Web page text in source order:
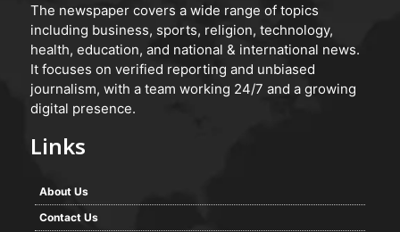
The newspaper covers a wide range of topics
including business, sports, religion, technology,
health, education, and national & international news.
It focuses on verified reporting and unbiased
journalism, with a team working 24/7 and a growing
digital presence.
Links
About Us
Contact Us